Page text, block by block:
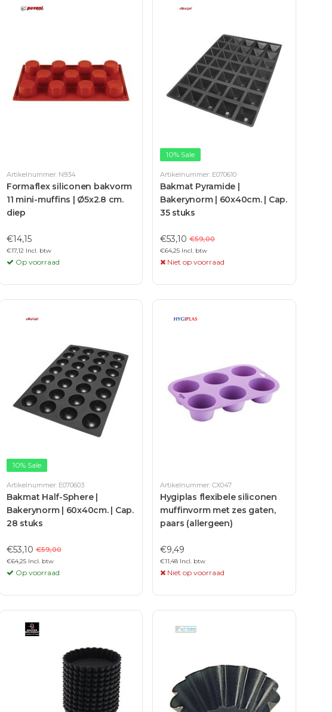
Artikelnummer: N934
Formaflex siliconen bakvorm
11 mini-muffins | Ø5x2.8 cm.
diep
€14,15
€17,12 Incl. btw
Op voorraad
10% Sale
Artikelnummer: E070610
Bakmat Pyramide |
Bakerynorm | 60x40cm. | Cap.
35 stuks
€53,10 €59,00
€64,25 Incl. btw
Niet op voorraad
10% Sale
Artikelnummer: E070603
Bakmat Half-Sphere |
Bakerynorm | 60x40cm. | Cap.
28 stuks
€53,10 €59,00
€64,25 Incl. btw
Op voorraad
Artikelnummer: CX047
Hygiplas flexibele siliconen
muffinvorm met zes gaten,
paars (allergeen)
€9,49
€11,48 Incl. btw
Niet op voorraad